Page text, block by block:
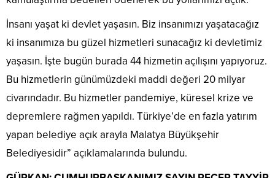
İnsanı yaşat ki devlet yaşasın. Biz insanımızı yaşatacağız
ki insanımıza bu güzel hizmetleri sunacağız ki devletimiz
yaşasın. İşte bugün burada 44 hizmetin açılışını yapıyoruz.
Bu hizmetlerin günümüzdeki maddi değeri 20 milyar
civarındadır. Bu hizmetler pandemiye, küresel krize ve
depremlere rağmen yapıldı. Türkiye’de en fazla yatırım
yapan belediye açık arayla Malatya Büyükşehir
Belediyesidir” açıklamalarında bulundu.